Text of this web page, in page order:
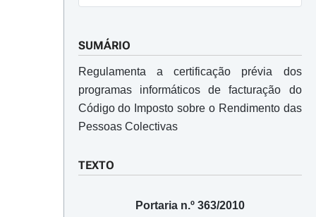
SUMÁRIO
Regulamenta a certificação prévia dos
programas informáticos de facturação do
Código do Imposto sobre o Rendimento das
Pessoas Colectivas
TEXTO
Portaria n.º 363/2010